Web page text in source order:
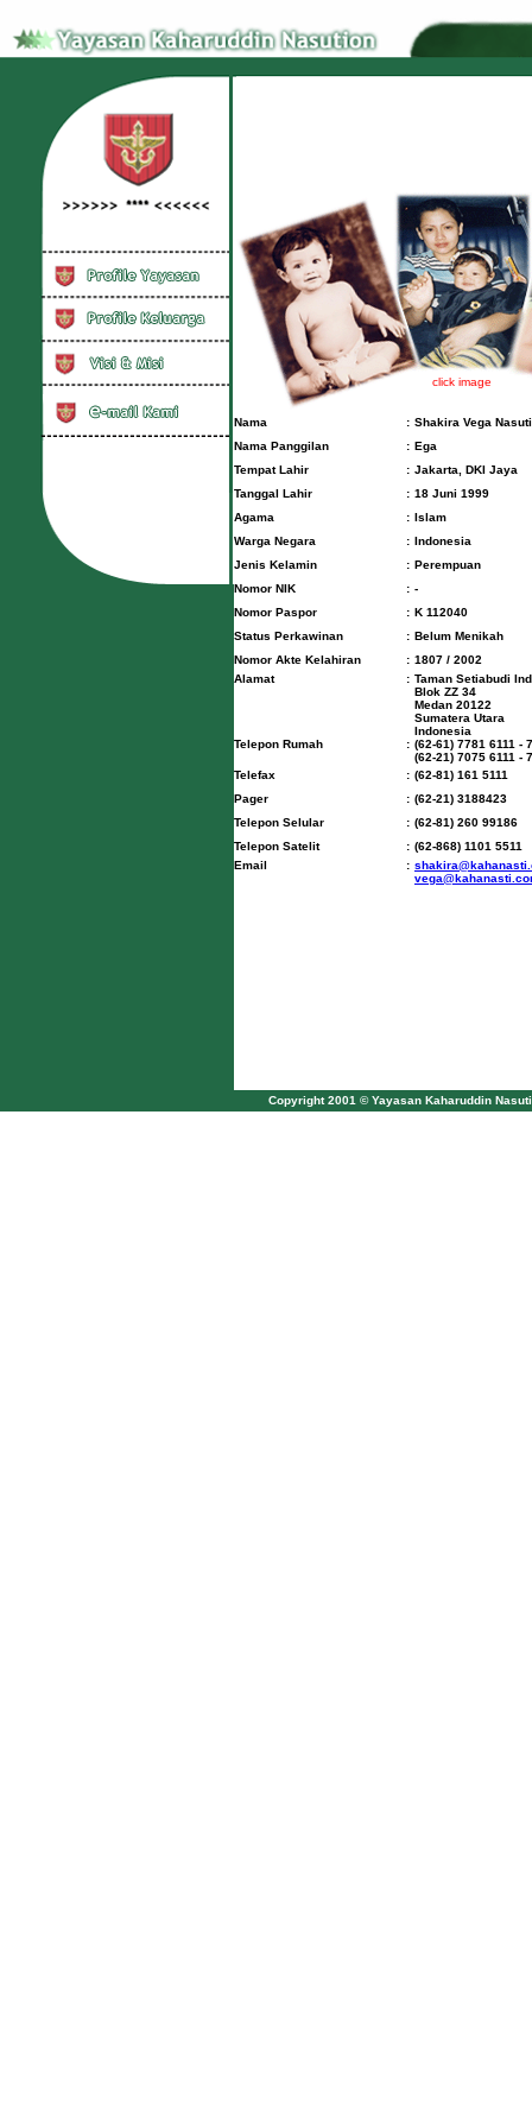
click image
Nama : Shakira Vega
Nama Panggilan
: Ega
Tempat Lahir
: Jakarta, DKI Jaya
Tanggal Lahir
: 18 Juni 1999
Agama
: Islam
Warga Negara
: Indonesia
Jenis Kelamin
: Perempuan
Nomor NIK
: -
Nomor Paspor
: K 112040
Status Perkawinan
: Belum Menikah
Nomor Akte Kelahiran
: 1807 / 2002
Alamat
: Taman Setiabudi
Blok ZZ 34
Medan 20122
Sumatera Utara
Indonesia
Telepon Rumah
: (62-61) 7781 6111 -
(62-21) 7075 6111 -
Telefax
: (62-81) 161 5111
Pager
: (62-21) 3188423
Telepon Selular
: (62-81) 260 99186
Telepon Satelit
: (62-868) 1101 5511
Email
:
Copyright 2001 © Yayasan Kaharuddin